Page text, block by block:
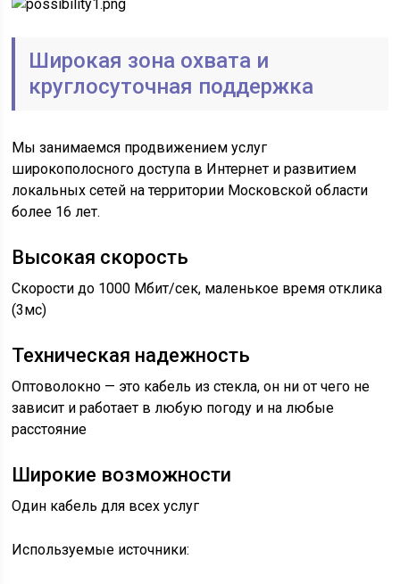
Широкая зона охвата и
круглосуточная поддержка
Мы занимаемся продвижением услуг
широкополосного доступа в Интернет и развитием
локальных сетей на территории Московской области
более 16 лет.
Высокая скорость
Скорости до 1000 Мбит/сек, маленькое время отклика
(3мс)
Техническая надежность
Оптоволокно — это кабель из стекла, он ни от чего не
зависит и работает в любую погоду и на любые
расстояние
Широкие возможности
Один кабель для всех услуг
Используемые источники: